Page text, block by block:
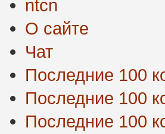
ntcn
О сайте
Чат
Последние 100
Последние 100
Последние 100